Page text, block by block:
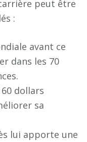
peut être
:
avant ce
dans les 70
dollars
sa
lui apporte une